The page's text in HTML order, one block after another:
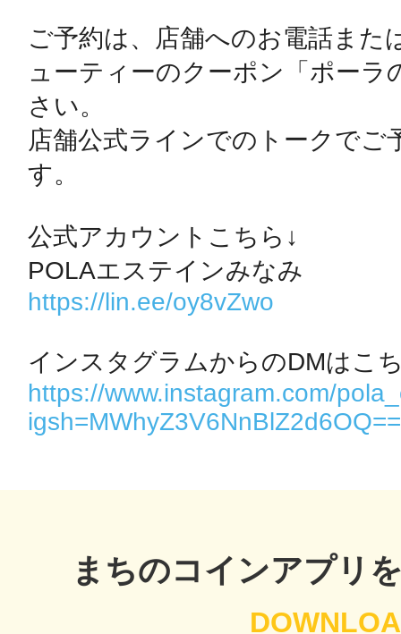
ご予約は、店舗へのお電話また
ューティーのクーポン「ポーラ
さい。
店舗公式ラインでのトークでご
す。
公式アカウントこちら↓
https://lin.ee/oy8vZwo
https://www.instagram.com/
igsh=MWhyZ3V6NnBlZ2d6OQ==
まちのコインアプリ
鴻巣
秋葉原